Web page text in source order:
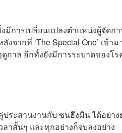
มีการเปลี่ยนแปลงตำแหน่งผู้จัดก
ากที่ ‘The Special One’ เข้าม
กาล อีกทั้งยังมีการระบาดของโ
ระสานงานกับ ซนฮึงมิน ได้อย่าง
ลาสั้นๆ และทุกอย่างก็จบลงอย่าง